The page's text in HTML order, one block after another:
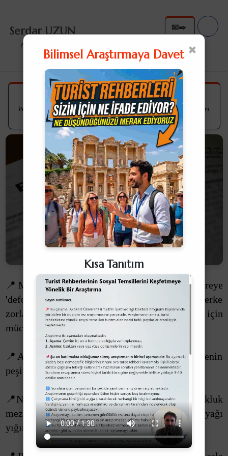
Serdar UZUN
Nullius in Verba
📧✒️
Düşündüren Sözler
ℹ️Yazıda dipnot sayılarının üzerine tıklarsanız açıklamaları
okuyabilirsiniz.ℹ️
📍Memleketini terk etmek zorunda kalan bireye
'defolsun gitsin' demek mi yoksa bu bireyi terke
zorlayan olumsuz koşulları ortadan kaldırmak için
mücadele etmek mi milliyetçi bir tavırdır?
📍Akıllı insan keyif verenin değil acı vermeyenin
peşine düşer! [2]
📍Niteliğin niceliğe ezdirildiği bir düzende, çokluk
meziyet değil bayağılık göstergesidir; zîra bayağı
yığınla da olsa bayağıdır![3]
×
Bilimsel Araştırmaya Davet
Kısa Tanıtım